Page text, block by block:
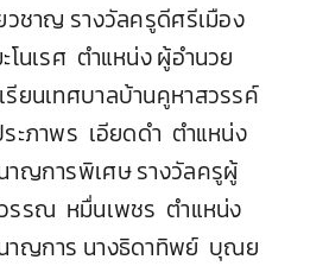
วชาญ รางวัลครูดีศรีเมือง
นเรศ ตำแหน่ง ผู้อำนวย
รียนเทศบาลบ้านคูหาสวรรค์
ะภาพร เอียดดำ ตำแหน่ง
าญการพิเศษ รางวัลครูผู้
รรณ หมื่นเพชร ตำแหน่ง
าญการ นางธิดาทิพย์ บุณย